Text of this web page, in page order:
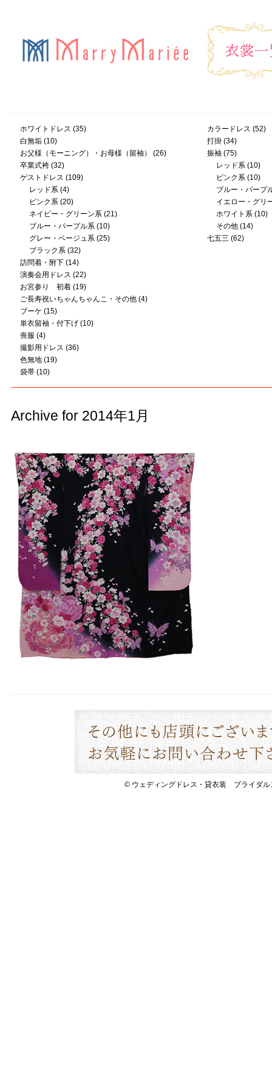
ホワイトドレス (35)
白無垢(10)
お父様（モーニング）・お母様（留袖）
(26)
卒業式袴(32)
ゲストドレス (109)
レッド系(4)
ピンク系(20)
ネイビー・グリーン系(21)
ブルー・パープル系(10)
グレー・ベージュ系(25)
ブラック系(32)
訪問着・附下(14)
演奏会用ドレス (22)
お宮参り 初着(19)
ご長寿祝いちゃんちゃんこ・その他(4)
ブーケ (15)
単衣留袖・付下げ(10)
喪服 (4)
撮影用ドレス (36)
色無地(19)
袋帯(10)
カラードレス (52)
打掛(34)
振袖(75)
レッド系(10)
ピンク系(10)
ブルー・パープ
イエロー・グリ
ホワイト系(10)
その他(14)
七五三 (62)
Archive for 2014年1月
© ウェディングドレス・貸衣装 ブライダ